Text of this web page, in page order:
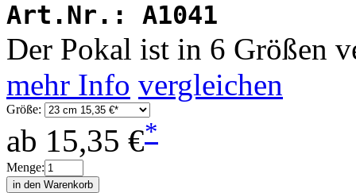
Art.Nr.: A1041
Der Pokal ist in 6 Größen
mehr Info vergleichen
Größe:
ab 15,35 €*
Menge: